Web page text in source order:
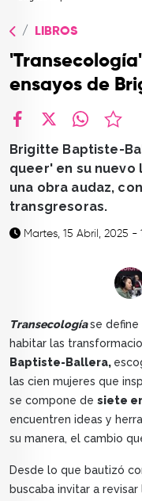
LIBROS
ensayos de
Brigitte Baptiste-
queer' en su
una obra audaz,
transgresoras.
Martes, 15 Abril, 2025 -
Transecologíase define
habitar las
Baptiste-Ballera,
las cien mujeres que
se compone de siete
encuentren ideas y
su manera, el cambio
Desde lo que bautizó
buscaba invitar a